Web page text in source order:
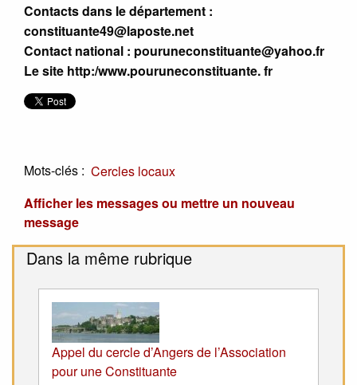
Contacts dans le département :
constituante49@laposte.net
Contact national : pouruneconstituante@yahoo.fr
Le site http:/www.pouruneconstituante. fr
Mots-clés : Cercles locaux
Afficher les messages ou mettre un nouveau
message
Dans la même rubrique
Appel du cercle d’Angers de l’Association
pour une Constituante